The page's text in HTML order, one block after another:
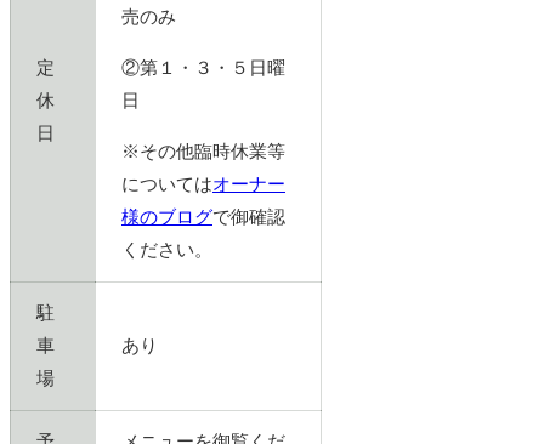
定
休
日
売のみ
②第１・３・５日曜
日
※その他臨時休業等
についてはオーナー
様のブログで御確認
ください。
駐
車
場
あり